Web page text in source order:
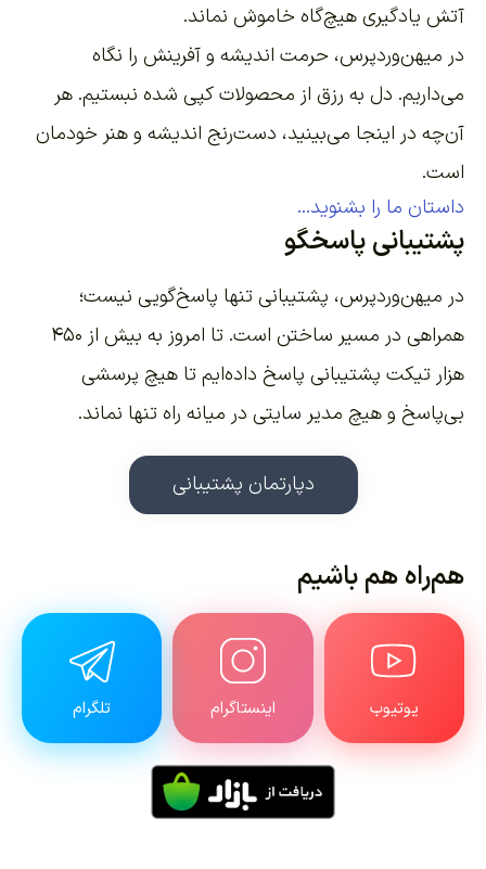
آتش یادگیری هیچ‌گاه خاموش نماند.
در میهن‌وردپرس، حرمت اندیشه و آفرینش را نگاه
می‌داریم. دل به رزق از محصولات کپی شده نبستیم. هر
آن‌چه در اینجا می‌بینید، دست‌رنج اندیشه و هنر خودمان
است.
داستان ما را بشنوید...
پشتیبانی پاسخگو
در میهن‌وردپرس، پشتیبانی تنها پاسخ‌گویی نیست؛
همراهی در مسیر ساختن است. تا امروز به بیش از ۴۵۰
هزار تیکت پشتیبانی پاسخ داده‌ایم تا هیچ پرسشی
بی‌پاسخ و هیچ مدیر سایتی در میانه راه تنها نماند.
دپارتمان پشتیبانی
هم‌راه هم باشیم
یوتیوب اینستاگرام تلگرام